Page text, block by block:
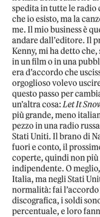
spedita in tutte le radio
che io esisto, ma la
me. Il mio business è
andare dall’editore. Il
Kenny, mi ha detto che,
in un film o in una
era d’accordo che
orgoglioso volevo
questo passo per
un’altra cosa:Let It
più grande, meno
pezzo in una radio
Stati Uniti. Il brano di
fuori e conto, il
coperte, quindi non
indipendente. O
Italia, ma negli Stati
normalità: fai l’accordo
discografica, i soldi
percentuale, e loro